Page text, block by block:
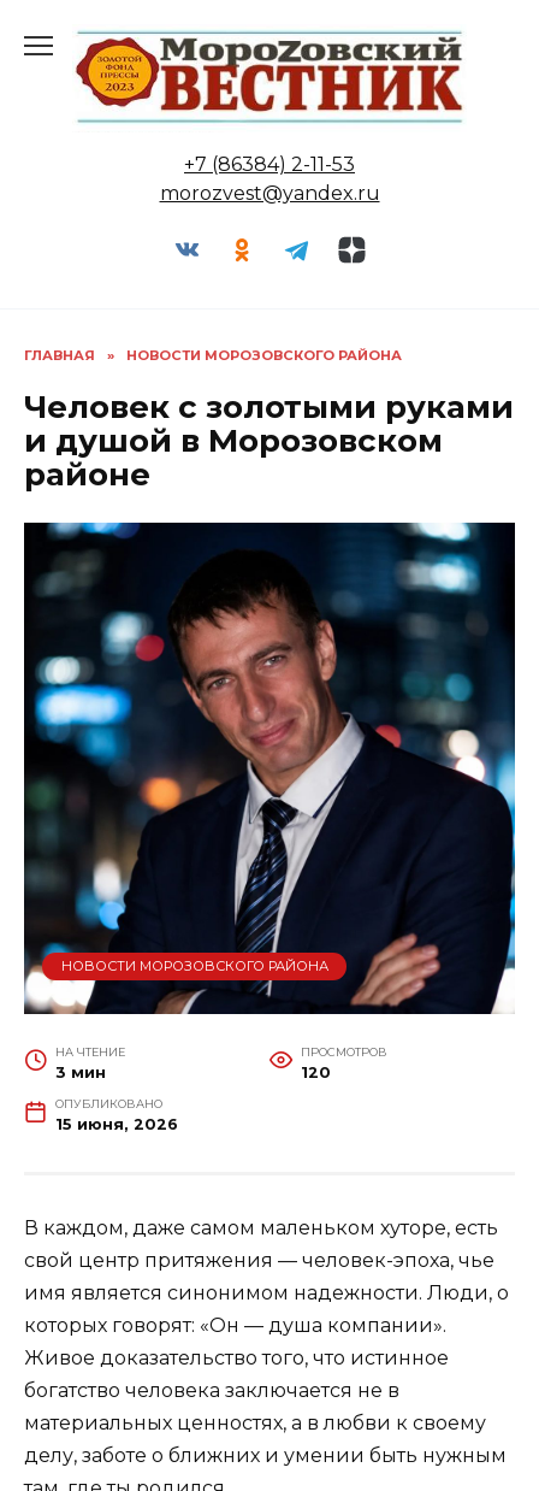
содержанию
+7 (86384) 2-11-53
morozvest@yandex.ru
ГЛАВНАЯ » НОВОСТИ МОРОЗОВСКОГО РАЙОНА
Человек с золотыми руками
и душой в Морозовском
районе
НОВОСТИ МОРОЗОВСКОГО РАЙОНА
НА ЧТЕНИЕ
3 мин
ПРОСМОТРОВ
120
ОПУБЛИКОВАНО
15 июня, 2026
В каждом, даже самом маленьком хуторе, есть
свой центр притяжения — человек-эпоха, чье
имя является синонимом надежности. Люди, о
которых говорят: «Он — душа компании».
Живое доказательство того, что истинное
богатство человека заключается не в
материальных ценностях, а в любви к своему
делу, заботе о ближних и умении быть нужным